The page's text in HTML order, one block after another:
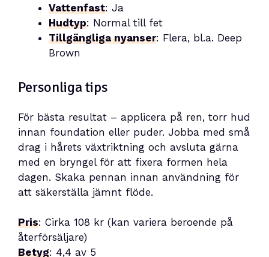
Vattenfast: Ja
Hudtyp: Normal till fet
Tillgängliga nyanser: Flera, bl.a. Deep
Brown
Personliga tips
För bästa resultat – applicera på ren, torr hud
innan foundation eller puder. Jobba med små
drag i hårets växtriktning och avsluta gärna
med en bryngel för att fixera formen hela
dagen. Skaka pennan innan användning för
att säkerställa jämnt flöde.
Pris: Cirka 108 kr (kan variera beroende på
återförsäljare)
Betyg: 4,4 av 5